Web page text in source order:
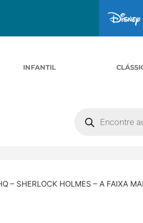
INFANTIL
– SHERLOCK HOLMES – A FAIXA